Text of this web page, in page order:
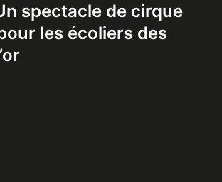
spectacle de cirque
les écoliers des